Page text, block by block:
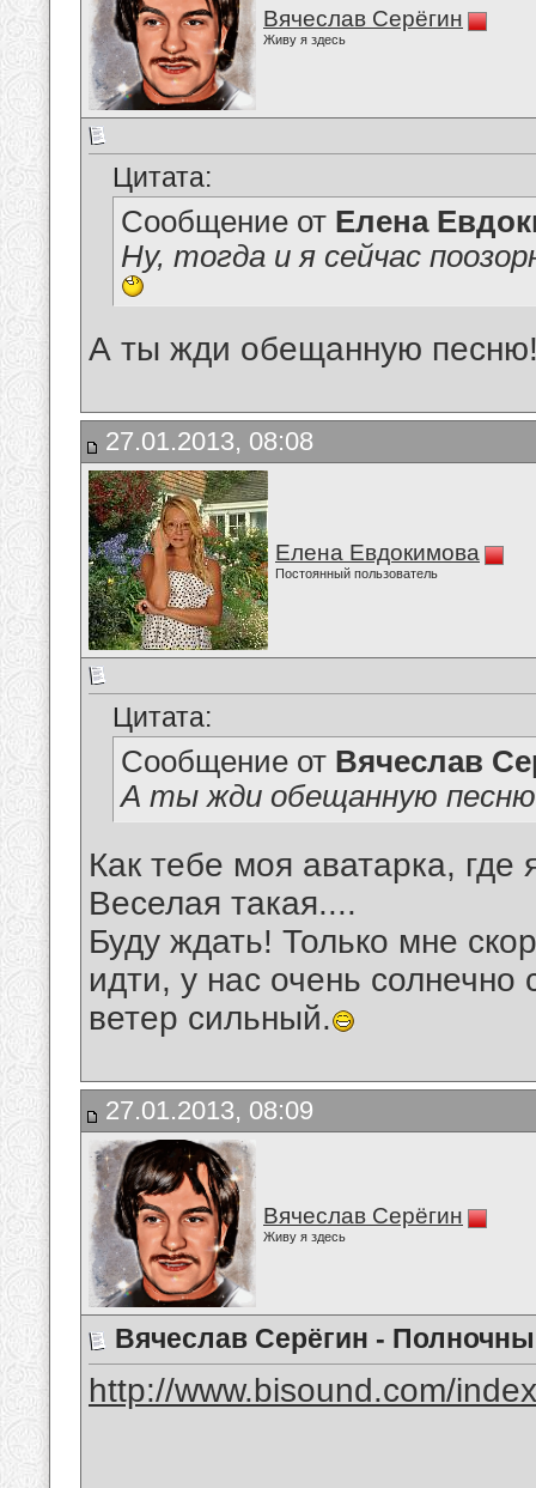
Вячеслав Серёгин
Живу я здесь
Цитата:
Сообщение от Елена
Ну, тогда и я сейчас
А ты жди обещанную
27.01.2013, 08:08
Елена Евдокимова
Постоянный пользователь
Цитата:
Сообщение от Вячеслав
А ты жди обещанную
Как тебе моя аватарка,
Веселая такая....
Буду ждать! Только мне
идти, у нас очень солнечно
ветер сильный.
27.01.2013, 08:09
Вячеслав Серёгин
Живу я здесь
Вячеслав Серёгин -
http://www.bisound.com/